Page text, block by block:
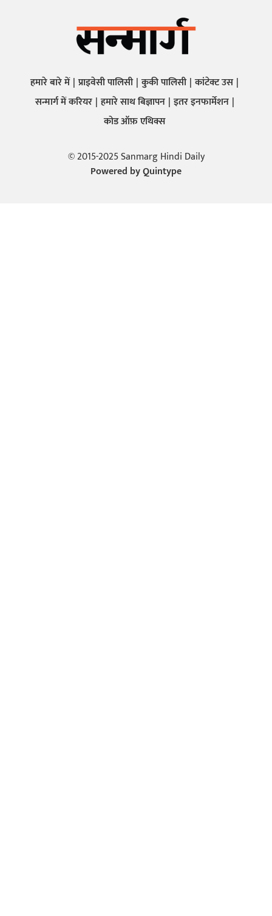
हमारे बारे में प्राइवेसी पालिसी कुकी पालिसी कांटेक्ट उस
सन्मार्ग में करियर हमारे साथ बिज्ञापन इतर इनफार्मेशन
कोड ऑफ़ एथिक्स
© 2015-2025 Sanmarg Hindi Daily
Powered byQuintype